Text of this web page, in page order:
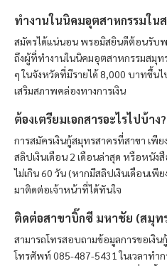
ทำงานในนิคมอุตสาหกรรมใน
สมัครได้แน่นอนพรอมิสยินดีต้อนรับพ
ถึงผู้ที่ทำงานในนิคมอุตสาหกรรมสมุ
ๆ ในจังหวัดที่มีรายได้ 8,000 บาทขึ้น
เสริมสภาพคล่องทางการเงิน
ต้องเตรียมเอกสารอะไรไปบ้าง?
การสมัครเงินกู้สมุทรสาครที่สาขา เพี
สลิปเงินเดือน 2 เดือนล่าสุด หรือหนัง
ไม่เกิน 60 วัน (หากมีสลิปเงินเดือนเพี
มาติดต่อเจ้าหน้าที่ได้ทันใจ
ติดต่อสาขาบิ๊กซี มหาชัย (สมุทร
สามารถโทรสอบถามข้อมูลการขอเงิ
โทรศัพท์ 085-487-5431 ในเวลาทำ